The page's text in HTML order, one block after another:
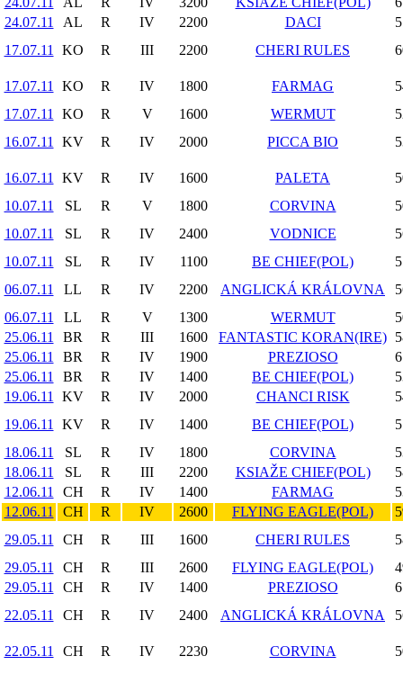
24.07.11
AL R IV 2200 DACI
17.07.11
KO R III 2200 CHERI RULES
17.07.11 KO R IV 1800 FARMAG
17.07.11
KO R V 1600 WERMUT
16.07.11
KV R IV 2000 PICCA BIO
16.07.11 KV R IV 1600 PALETA
10.07.11
SL R V 1800 CORVINA
10.07.11
SL R IV 2400 VODNICE
10.07.11
SL R IV 1100 BE CHIEF(POL)
06.07.11
LL R IV 2200 ANGLICKÁ KRÁLOVNA
06.07.11
LL R V 1300 WERMUT
25.06.11
BR R III 1600 FANTASTIC KORAN(IRE)
25.06.11
BR R IV 1900 PREZIOSO
25.06.11
BR R IV 1400 BE CHIEF(POL)
19.06.11
KV R IV 2000 CHANCI RISK
19.06.11
KV R IV 1400 BE CHIEF(POL)
18.06.11
SL R IV 1800 CORVINA
18.06.11
SL R III 2200 KSIAŽE CHIEF(POL)
12.06.11
CH R IV 1400 FARMAG
12.06.11
CH R IV 2600 FLYING EAGLE(POL)
29.05.11
CH R III 1600 CHERI RULES
29.05.11
CH R III 2600 FLYING EAGLE(POL)
29.05.11
CH R IV 1400 PREZIOSO
22.05.11
CH R IV 2400 ANGLICKÁ KRÁLOVNA
22.05.11 CH R IV 2230 CORVINA